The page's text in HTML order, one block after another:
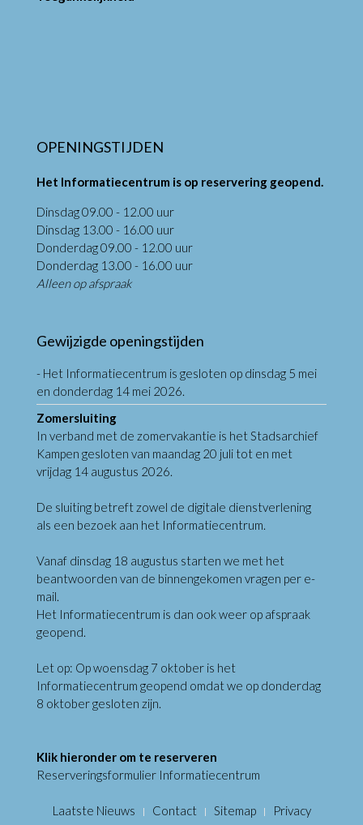
OPENINGSTIJDEN
Het Informatiecentrum is op reservering geopend.
Dinsdag 09.00 - 12.00 uur
Dinsdag 13.00 - 16.00 uur
Donderdag 09.00 - 12.00 uur
Donderdag 13.00 - 16.00 uur
Alleen op afspraak
Gewijzigde openingstijden
- Het Informatiecentrum is gesloten op dinsdag 5 mei
en donderdag 14 mei 2026.
Zomersluiting
In verband met de zomervakantie is het Stadsarchief
Kampen gesloten van maandag 20 juli tot en met
vrijdag 14 augustus 2026.
De sluiting betreft zowel de digitale dienstverlening
als een bezoek aan het Informatiecentrum.
Vanaf dinsdag 18 augustus starten we met het
beantwoorden van de binnengekomen vragen per e-
mail.
Het Informatiecentrum is dan ook weer op afspraak
geopend.
Let op: Op woensdag 7 oktober is het
Informatiecentrum geopend omdat we op donderdag
8 oktober gesloten zijn.
Klik hieronder om te reserveren
Reserveringsformulier Informatiecentrum
Laatste Nieuws Contact Sitemap Privacy